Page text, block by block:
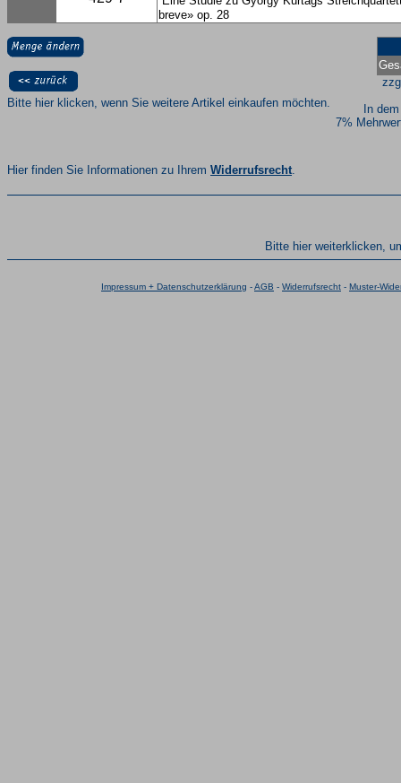
breve» op. 28
In
7%
Bitte hier klicken, wenn Sie weitere Artikel einkaufen möchten.
Hier finden Sie Informationen zu Ihrem Widerrufsrecht.
Bitte hier weiterklicken,
Impressum + Datenschutzerklärung -AGB - Widerrufsrecht - Muster-